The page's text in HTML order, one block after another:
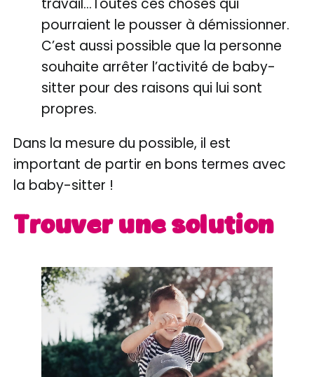
travail…Toutes ces choses qui
pourraient le pousser à démissionner.
C’est aussi possible que la personne
souhaite arrêter l’activité de baby-
sitter pour des raisons qui lui sont
propres.
Dans la mesure du possible, il est
important de partir en bons termes avec
la baby-sitter !
Trouver une solution